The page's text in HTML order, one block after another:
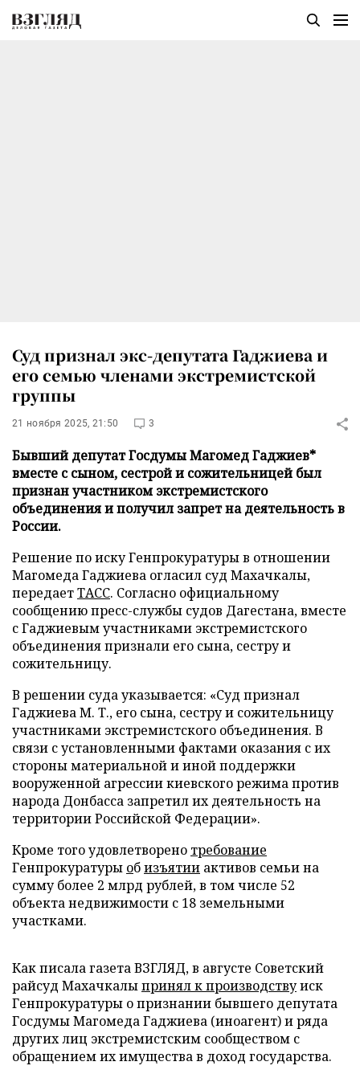
Суд признал экс-депутата Гаджиева и
его семью членами экстремистской
группы
21 ноября 2025, 21:50 3
Бывший депутат Госдумы Магомед Гаджиев*
вместе с сыном, сестрой и сожительницей был
признан участником экстремистского
объединения и получил запрет на деятельность в
России.
Решение по иску Генпрокуратуры в отношении
Магомеда Гаджиева огласил суд Махачкалы,
передаетТАСС. Согласно официальному
сообщению пресс-службы судов Дагестана, вместе
с Гаджиевым участниками экстремистского
объединения признали его сына, сестру и
сожительницу.
В решении суда указывается: «Суд признал
Гаджиева М. Т., его сына, сестру и сожительницу
участниками экстремистского объединения. В
связи с установленными фактами оказания с их
стороны материальной и иной поддержки
вооруженной агрессии киевского режима против
народа Донбасса запретил их деятельность на
территории Российской Федерации».
Кроме того удовлетворено требование
Генпрокуратуры обизъятии активов семьи на
сумму более 2 млрд рублей, в том числе 52
объекта недвижимости с 18 земельными
участками.
Как писала газета ВЗГЛЯД, в августе Советский
райсуд Махачкалыпринял к производствуиск
Генпрокуратуры о признании бывшего депутата
Госдумы Магомеда Гаджиева (иноагент) и ряда
других лиц экстремистским сообществом с
обращением их имущества в доход государства.